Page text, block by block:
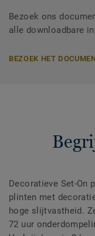
Bezoek ons
alle downloadbare
BEZOEK HET
Decoratieve Set-On
plinten met
hoge slijtvastheid.
72 uur